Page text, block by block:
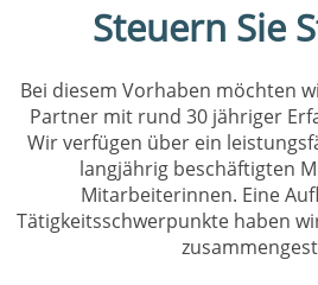
Steuern Sie
Bei diesem Vorhaben möchten
Partner mit rund 30 jähriger
Wir verfügen über ein
langjährig beschäftigten
Mitarbeiterinnen. Eine
Tätigkeitsschwerpunkte haben